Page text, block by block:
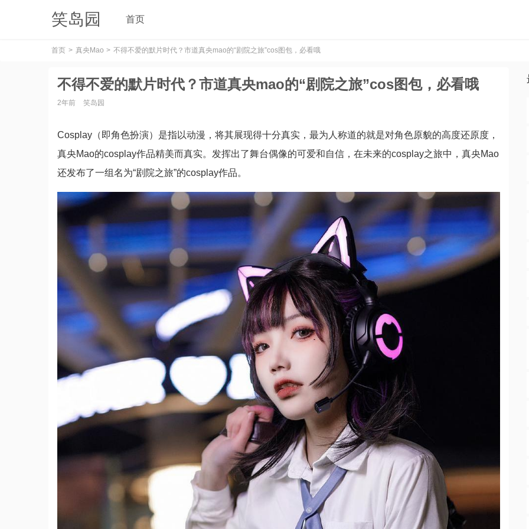
笑岛园 首页
首页 真央Mao 不得不爱的默片时代？市道真央mao的“剧院之旅”cos图包，必看哦
不得不爱的默片时代？市道真央mao的“剧院之旅”cos图包，必看哦
2年前 笑岛园
Cosplay（即角色扮演）是指以动漫，将其展现得十分真实，最为人称道的就是对角色原貌的高度还原度，
真央Mao的cosplay作品精美而真实。发挥出了舞台偶像的可爱和自信，在未来的cosplay之旅中，真央Mao
还发布了一组名为“剧院之旅”的cosplay作品。